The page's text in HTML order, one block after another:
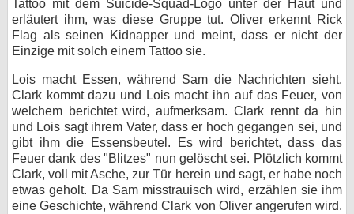
Tattoo mit dem Suicide-Squad-Logo unter der Haut und
erläutert ihm, was diese Gruppe tut. Oliver erkennt Rick
Flag als seinen Kidnapper und meint, dass er nicht der
Einzige mit solch einem Tattoo sie.
Lois macht Essen, während Sam die Nachrichten sieht.
Clark kommt dazu und Lois macht ihn auf das Feuer, von
welchem berichtet wird, aufmerksam. Clark rennt da hin
und Lois sagt ihrem Vater, dass er hoch gegangen sei, und
gibt ihm die Essensbeutel. Es wird berichtet, dass das
Feuer dank des "Blitzes" nun gelöscht sei. Plötzlich kommt
Clark, voll mit Asche, zur Tür herein und sagt, er habe noch
etwas geholt. Da Sam misstrauisch wird, erzählen sie ihm
eine Geschichte, während Clark von Oliver angerufen wird.